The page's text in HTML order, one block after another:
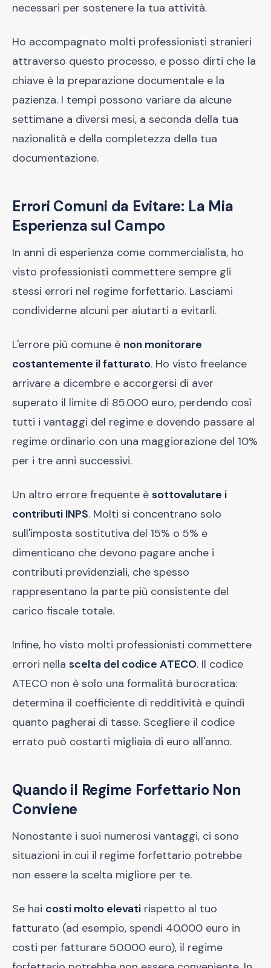
necessari per sostenere la tua attività.
Ho accompagnato molti professionisti stranieri
attraverso questo processo, e posso dirti che la
chiave è la preparazione documentale e la
pazienza. I tempi possono variare da alcune
settimane a diversi mesi, a seconda della tua
nazionalità e della completezza della tua
documentazione.
Errori Comuni da Evitare: La Mia
Esperienza sul Campo
In anni di esperienza come commercialista, ho
visto professionisti commettere sempre gli
stessi errori nel regime forfettario. Lasciami
condividerne alcuni per aiutarti a evitarli.
L'errore più comune è non monitorare
costantemente il fatturato. Ho visto freelance
arrivare a dicembre e accorgersi di aver
superato il limite di 85.000 euro, perdendo così
tutti i vantaggi del regime e dovendo passare al
regime ordinario con una maggiorazione del 10%
per i tre anni successivi.
Un altro errore frequente è sottovalutare i
contributi INPS. Molti si concentrano solo
sull'imposta sostitutiva del 15% o 5% e
dimenticano che devono pagare anche i
contributi previdenziali, che spesso
rappresentano la parte più consistente del
carico fiscale totale.
Infine, ho visto molti professionisti commettere
errori nella scelta del codice ATECO. Il codice
ATECO non è solo una formalità burocratica:
determina il coefficiente di redditività e quindi
quanto pagherai di tasse. Scegliere il codice
errato può costarti migliaia di euro all'anno.
Quando il Regime Forfettario Non
Conviene
Nonostante i suoi numerosi vantaggi, ci sono
situazioni in cui il regime forfettario potrebbe
non essere la scelta migliore per te.
Se hai costi molto elevati rispetto al tuo
fatturato (ad esempio, spendi 40.000 euro in
costi per fatturare 50.000 euro), il regime